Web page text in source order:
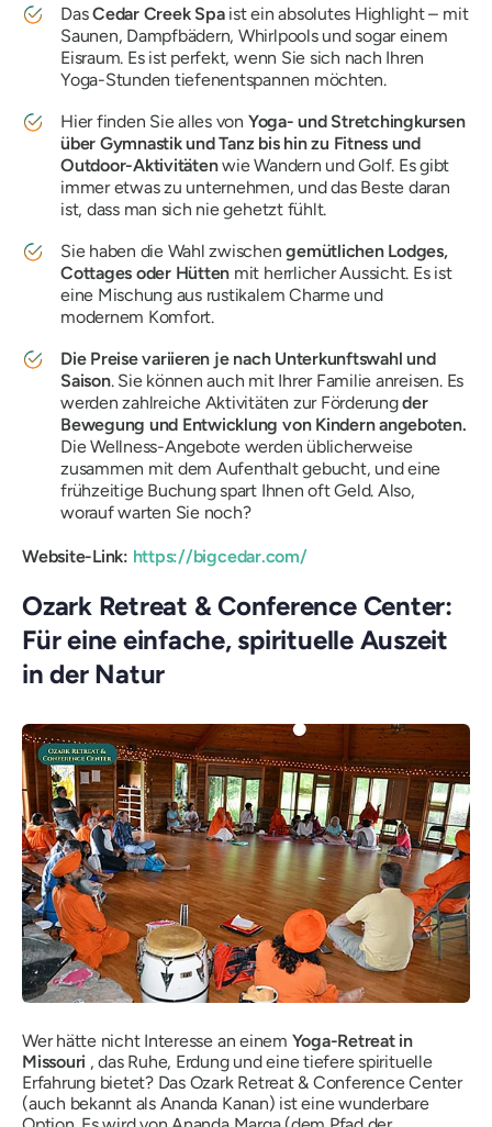
DasCedar Creek Spaist ein absolutes Highlight – mit
Saunen, Dampfbädern, Whirlpools und sogar einem
Eisraum. Es ist perfekt, wenn Sie sich nach Ihren
Yoga-Stunden tiefenentspannen möchten.
Hier finden Sie alles von Yoga- und Stretchingkursen
über Gymnastik und Tanz bis hin zu Fitness und
Outdoor-Aktivitätenwie Wandern und Golf. Es gibt
immer etwas zu unternehmen, und das Beste daran
ist, dass man sich nie gehetzt fühlt.
Sie haben die Wahl zwischengemütlichen Lodges,
Cottages oder Hütten mit herrlicher Aussicht. Es ist
eine Mischung aus rustikalem Charme und
modernem Komfort.
Die Preise variieren je nach Unterkunftswahl und
Saison. Sie können auch mit Ihrer Familie anreisen. Es
werden zahlreiche Aktivitäten zur Förderungder
Bewegung und Entwicklung von Kindern angeboten.
Die Wellness-Angebote werden üblicherweise
zusammen mit dem Aufenthalt gebucht, und eine
frühzeitige Buchung spart Ihnen oft Geld. Also,
worauf warten Sie noch?
Website-Link: https://bigcedar.com/
Ozark Retreat & Conference Center:
Für eine einfache, spirituelle Auszeit
in der Natur
Wer hätte nicht Interesse an einem Yoga-Retreat in
Missouri , das Ruhe, Erdung und eine tiefere spirituelle
Erfahrung bietet? Das Ozark Retreat & Conference Center
(auch bekannt als Ananda Kanan) ist eine wunderbare